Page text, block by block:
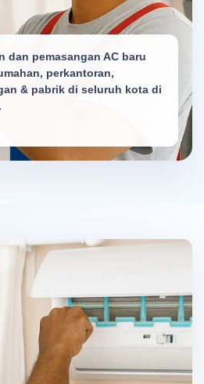
dan pemasangan AC baru
perkantoran,
& pabrik di seluruh kota di